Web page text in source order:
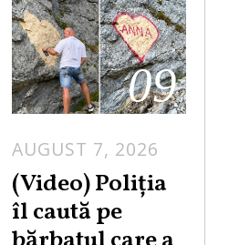
09
AUGUST 7, 2026
U
G
(Video) Poliția
îl caută pe